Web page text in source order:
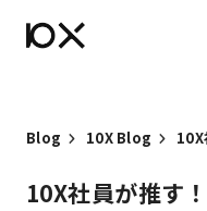
Blog 10X Blog
10X社員が推す